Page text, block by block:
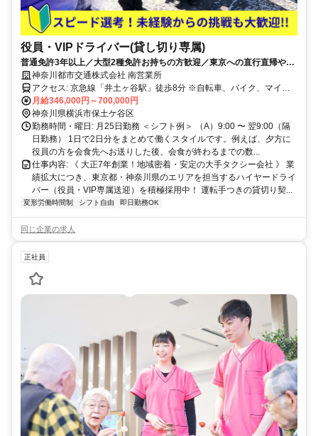
役員・VIPドライバー(貸し切り専属)
普通免許3年以上／大型2種免許お持ちの方歓迎／東京への直行直帰や待
機時間多め／シフト制
神奈川都市交通株式会社 南営業所
アクセス: 京急線「井土ヶ谷駅」徒歩8分 ※自転車、バイク、マイカ
ー通勤可 ◎東京や神奈川の企業・ご自宅への直行直帰になること
も！
月給346,000円～700,000円
神奈川県横浜市保土ケ谷区
勤務時間・曜日: 月25日勤務 ＜シフト例＞ （A）9:00 〜 翌9:00（隔
日勤務） 1日で2日分をまとめて働くスタイルです。例えば、夕方に
役員の方を会食先へお送りした後、会食が終わるまでの数...
仕事内容: 《 大正7年創業！地域密着・安定の大手タクシー会社 》 業
績拡大につき、東京都・神奈川県のエリアを担当するハイヤードライ
バー（役員・VIP専属送迎）を積極採用中！ 運転手つきの貸切り契...
変形労働時間制 シフト自由 即日勤務OK
同じ企業の求人
正社員